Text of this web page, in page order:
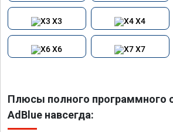
X3 X4
X6 X7
Плюсы полного программного
AdBlue навсегда: